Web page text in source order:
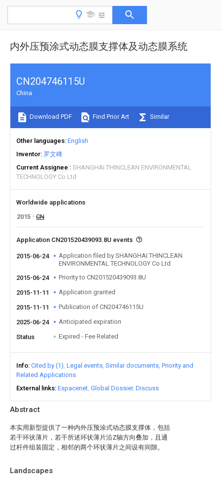
内外压预涂式动态膜支撑体及动态膜系统
Abstract
本实用新型提供了一种内外压预涂式动态膜支撑体，包括
若干环状薄片，若干所述环状薄片沿Z轴方向叠加，且通
过杆件组装固定，相邻的两个环状薄片之间设有间隙。
Landscapes
CN204746115U
China
Download PDF Find Prior Art Similar
Other languages English
Inventor 罗文峰
Current Assignee
SHANGHAI THINCLEAN ENVIRONMENTAL
TECHNOLOGY Co Ltd
Worldwide applications
2015
CN
Application CN201520439093.8U events
2015-06-24
Application filed by SHANGHAI THINCLEAN
ENVIRONMENTAL TECHNOLOGY Co Ltd
2015-06-24
Priority to CN201520439093.8U
2015-11-11 Application granted
2015-11-11 Publication of CN204746115U
2025-06-24 Anticipated expiration
Status Expired - Fee Related
Info Cited by (1) Legal events Similar documents Priority and
Related Applications
External links Espacenet Global Dossier Discuss